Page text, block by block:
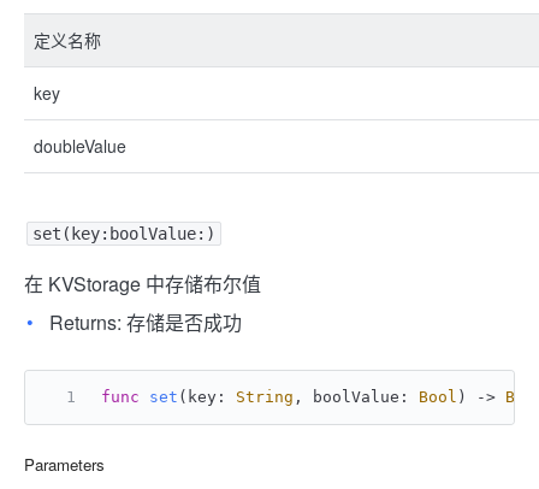
定义名称
key
doubleValue
set(key:boolValue:)
在 KVStorage 中存储布尔值
Returns: 存储是否成功
func set ( key : String , boolValue : Bool ) ->
Parameters